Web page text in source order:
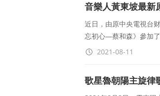
音樂人黃東坡最
近日，由原中央電視台
忘初心—蔡和森》參加
2021-08-11
歌星魯朝陽主旋律